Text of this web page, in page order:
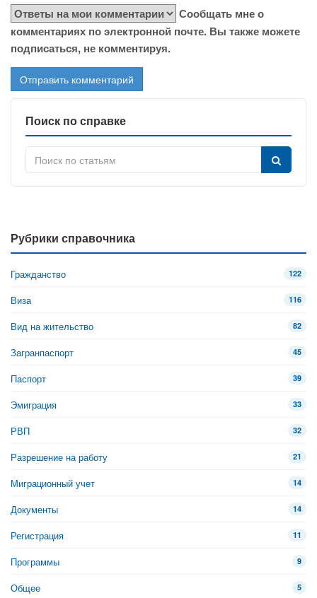
Сообщать мне о
комментариях по электронной почте. Вы также можете
подписаться, не комментируя.
Поиск по справке
Рубрики справочника
Гражданство 122
Виза 116
Вид на жительство 82
Загранпаспорт 45
Паспорт 39
Эмиграция 33
РВП 32
Разрешение на работу 21
Миграционный учет 14
Документы 14
Регистрация 11
Программы 9
Общее 5